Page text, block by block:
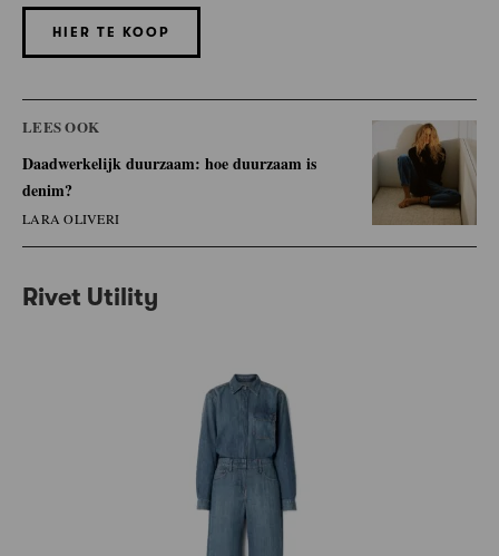
HIER TE KOOP
LEES OOK
Daadwerkelijk duurzaam: hoe duurzaam is
denim?
LARA OLIVERI
Rivet Utility